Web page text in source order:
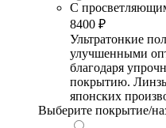
С
8400 ₽
Ультратонкие
улучшенными
благодаря
покрытию.
японских
Выберите покрытие/